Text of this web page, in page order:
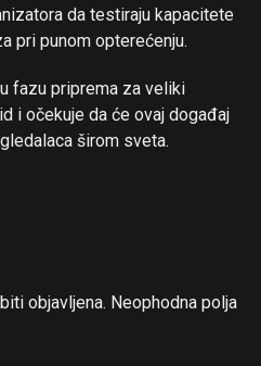
da testiraju kapacitete
pri punom opterećenju.
fazu priprema za veliki
i očekuje da će ovaj događaj
širom sveta.
objavljena. Neophodna polja